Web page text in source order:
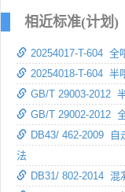
相近标准(计划)
20254017-T-604 全
20254018-T-604 半
GB/T 29003-2012
GB/T 29002-2012
DB43/ 462-2009 自
法
DB31/ 802-2014 混